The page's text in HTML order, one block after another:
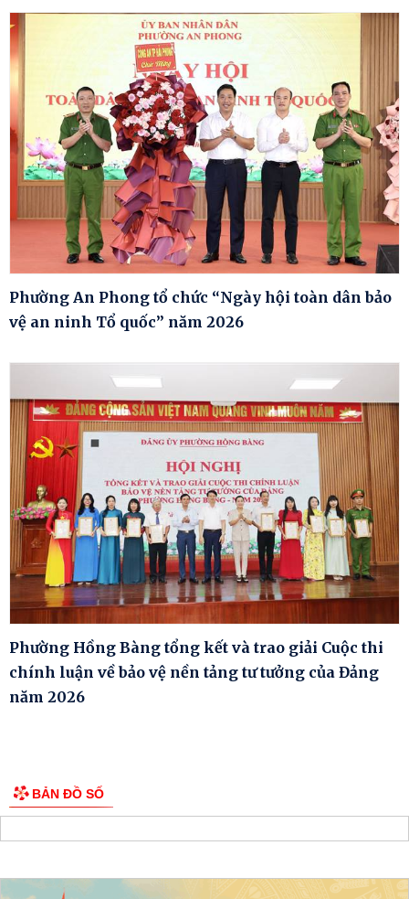
Phường An Phong tổ chức “Ngày hội toàn dân bảo
vệ an ninh Tổ quốc” năm 2026
Phường Hồng Bàng tổng kết và trao giải Cuộc thi
chính luận về bảo vệ nền tảng tư tưởng của Đảng
năm 2026
BẢN ĐỒ SỐ